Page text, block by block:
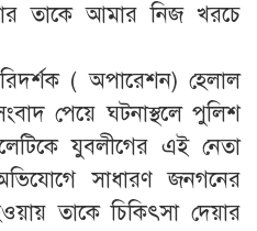
তাকে আমার নিজ খরচে
( অপারেশন) হেলাল
পেয়ে ঘটনাস্থলে পুলিশ
যুবলীগের এই নেতা
সাধারণ জনগনের
তাকে চিকিৎসা দেয়ার